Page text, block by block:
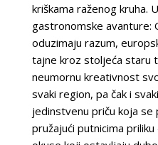
kriškama raženog kruha.
gastronomske avanture:
oduzimaju razum,
tajne kroz stoljeća staru
neumornu kreativnost
svaki region, pa čak i
jedinstvenu priču koja se
pružajući putnicima